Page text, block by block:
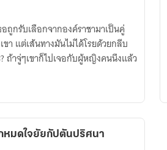
กรับเลือกจากองค์ราชามาเป็นคู่
า แต่เส้นทางมันไม่ได้โรยด้วยกลีบ
ถ้าจู่ๆเขาก็ไปเจอกับผู้หญิงคนนึงแล้ว
หมดใจยัยกัปตันปริศนา